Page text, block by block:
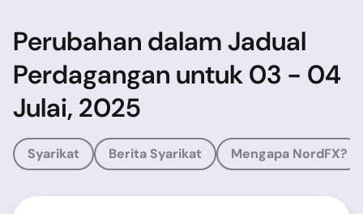
Perubahan dalam Jadual
Perdagangan untuk 03 - 04
Julai, 2025
Syarikat Berita Syarikat Mengapa NordFX?